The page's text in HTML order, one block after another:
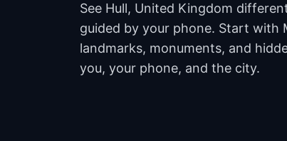
See Hull, United Kingdom
guided by your phone. Start with
landmarks, monuments, and
you, your phone, and the city.